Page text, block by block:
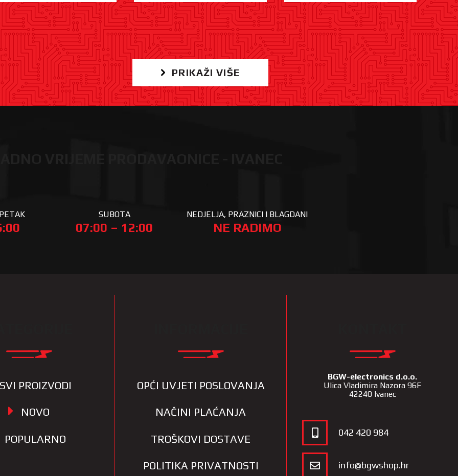
PRIKAŽI VIŠE
SUBOTA
07:00 – 12:00
NEDJELJA, PRAZNICI I BLAGDANI
NE RADIMO
PROIZVODI
NOVO
POPULARNO
OPĆI UVJETI POSLOVANJA
NAČINI PLAĆANJA
TROŠKOVI DOSTAVE
POLITIKA PRIVATNOSTI
BGW-electronics d.o.o.
Ulica Vladimira Nazora 96F
42240 Ivanec
042 420 984
info@bgwshop.hr